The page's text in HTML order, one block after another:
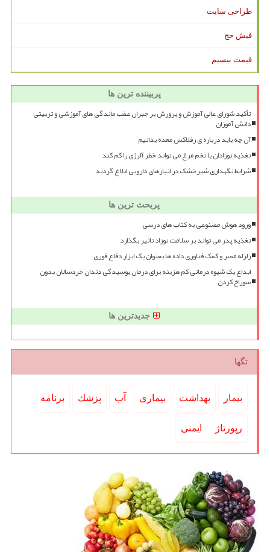
طراحی سایت
فیش حج
قیمت بیسیم
پربیننده ترین ها
تأکید شورای عالی آموزش و پرورش بر جبران عقب ماندگی های آموزشی و تربیتی
دانش آموزان
آن چه باید درباره ی رفلاکس معده بدانیم
تغذیه نوزادان با تخم مرغ می تواند خطر آلرژی را کم کند
شرایط نگهداری شیرخشک در انبارهای دارویی ابلاغ گردید
پربحث ترین ها
ورود هوش مصنوعی به کتاب های درسی
تغذیه پدر می تواند بر سلامت نوزاد تاثیر بگذارد
زلزله مصر و کمک فناوری داده ها بعنوان یک ابزار دفاع فوری
ابداع یک شیوه درمانی کم هزینه برای درمان پوسیدگی دندان خردسالان بدون
سوراخ کردن
جدیدترین ها
تگها
بیمار بهداشت بیماری آب پزشك برنامه
رپورتاژ ایمنی